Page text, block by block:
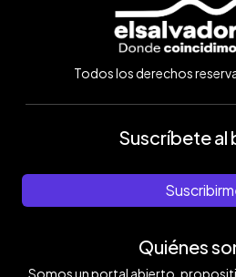
Todos los derechos
Suscríbete al
Quiénes